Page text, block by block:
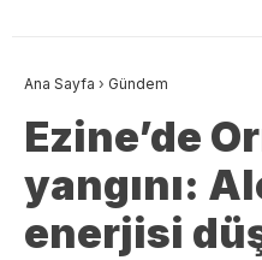
Ana Sayfa › Gündem
Ezine’de
yangını:
enerjisi